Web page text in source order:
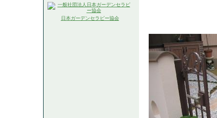
日本ガーデンセラピー協会